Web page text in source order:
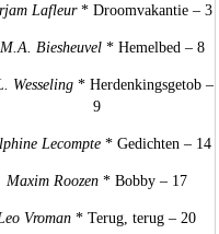
Lafleur* Droomvakantie – 3
Biesheuvel * Hemelbed – 8
Wesseling * Herdenkingsgetob –
9
Lecompte* Gedichten – 14
Maxim Roozen * Bobby – 17
Vroman* Terug, terug – 20